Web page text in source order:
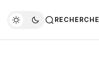
RECHERCHE